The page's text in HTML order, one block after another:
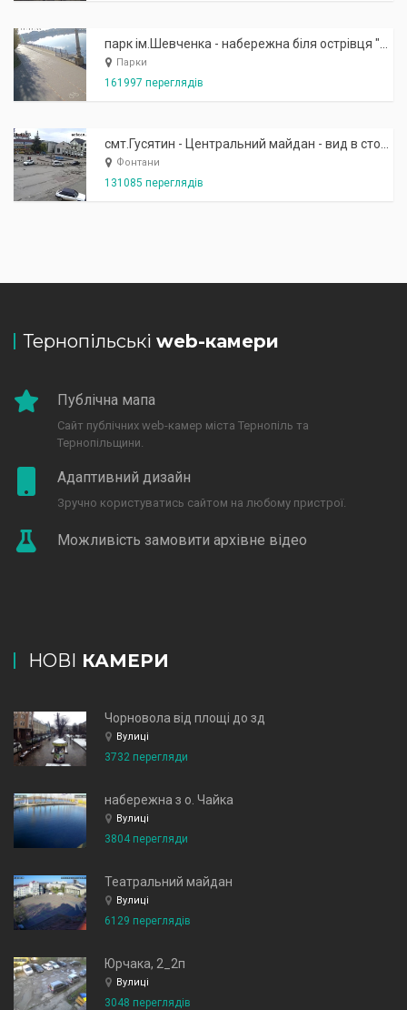
Парки
161997 переглядів
Фонтани
131085 переглядів
Тернопільські web-камери
Публічна мапа
Сайт публічних web-камер міста Тернопіль та
Тернопільщини.
Адаптивний дизайн
Зручно користуватись сайтом на любому пристрої.
Можливість замовити архівне відео
НОВІ КАМЕРИ
Чорновола від площі до зд
Вулиці
3732 перегляди
набережна з о. Чайка
Вулиці
3804 перегляди
Театральний майдан
Вулиці
6129 переглядів
Юрчака, 2_2п
Вулиці
3048 переглядів